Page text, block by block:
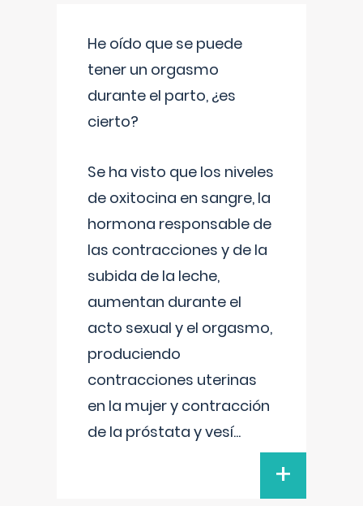
He oído que se puede
tener un orgasmo
durante el parto, ¿es
cierto?
Se ha visto que los niveles
de oxitocina en sangre, la
hormona responsable de
las contracciones y de la
subida de la leche,
aumentan durante el
acto sexual y el orgasmo,
produciendo
contracciones uterinas
en la mujer y contracción
de la próstata y vesí...
+